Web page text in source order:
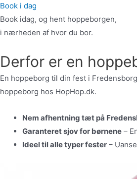
Book i dag
Book idag, og hent hoppeborgen,
i nærheden af hvor du bor.
Derfor er en
En hoppeborg til din fest i
hoppeborg hos HopHop.dk.
Nem afhentning tæt på
Garanteret sjov for børnene –
Ideel til alle typer fester –